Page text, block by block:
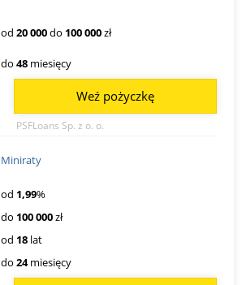
od 20 000do 100 000zł
do 48 miesięcy
PSFLoans Sp. z o. o.
Weź pożyczkę
Miniraty
od 1,99%
do 100 000zł
od 18 lat
do 24miesięcy